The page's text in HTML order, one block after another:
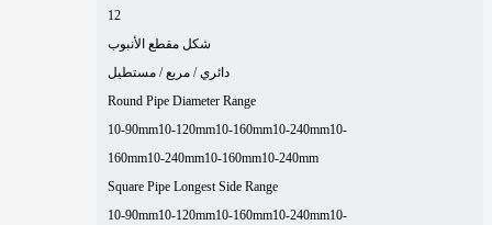
12
شكل مقطع الأنبوب
دائري / مربع / مستطيل
Round Pipe Diameter Range
10-90mm10-120mm10-160mm10-240mm10-
160mm10-240mm10-160mm10-240mm
Square Pipe Longest Side Range
10-90mm10-120mm10-160mm10-240mm10-